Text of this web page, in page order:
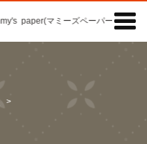
paper(マミーズペーパー)の「記事

>